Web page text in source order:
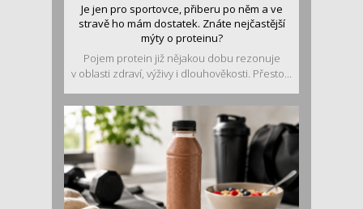
Je jen pro sportovce, přiberu po něm a ve
stravě ho mám dostatek. Znáte nejčastější
mýty o proteinu?
Pojem protein již nějakou dobu rezonuje
v oblasti zdraví, výživy i dlouhověkosti. Přesto...